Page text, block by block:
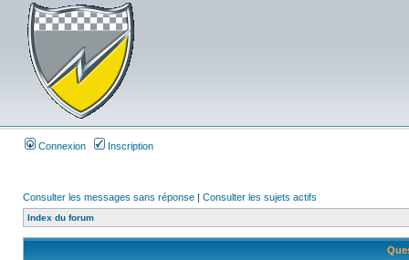
Connexion Inscription
Consulter les messages sans réponse | Consulter les sujets actifs
Index du forum